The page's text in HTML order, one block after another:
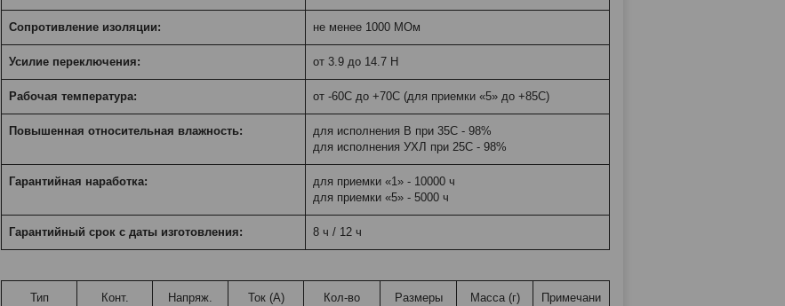
Сопротивление изоляции: не менее 1000 МОм
Усилие переключения: от 3.9 до 14.7 Н
Рабочая температура: от -60С до +70С (для приемки «5» до +85С)
Повышенная относительная влажность:
для исполнения В при 35С - 98%
для исполнения УХЛ при 25С - 98%
Гарантийная наработка:
для приемки «1» - 10000 ч
для приемки «5» - 5000 ч
Гарантийный срок с даты изготовления: 8 ч / 12 ч
Тип
Конт.
Напряж.
Ток (А)
Кол-во
Размеры
Масса (г)
Примечани